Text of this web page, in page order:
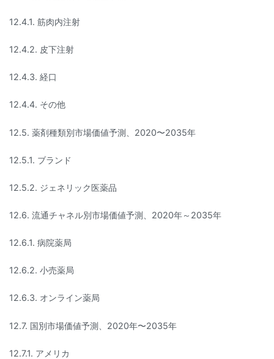
12.4.1. 筋肉内注射
12.4.2. 皮下注射
12.4.3. 経口
12.4.4. その他
12.5. 薬剤種類別市場価値予測、2020〜2035年
12.5.1. ブランド
12.5.2. ジェネリック医薬品
12.6. 流通チャネル別市場価値予測、2020年～2035年
12.6.1. 病院薬局
12.6.2. 小売薬局
12.6.3. オンライン薬局
12.7. 国別市場価値予測、2020年〜2035年
12.7.1. アメリカ